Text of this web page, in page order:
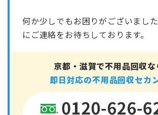
何か少しでもお困りがございまし
にご連絡をお待ちしております。
京都・滋賀で不用品回収な
即日対応の不用品回収セカ